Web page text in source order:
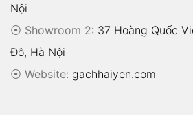
Nội
⦿ Showroom 2: 37 Hoàng Quốc
Đô, Hà Nội
⦿ Website: gachhaiyen.com